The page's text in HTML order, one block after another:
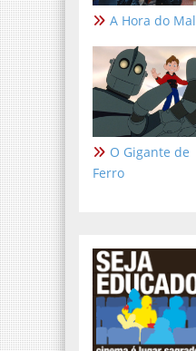
A Hora do Mal
O Gigante de
Ferro